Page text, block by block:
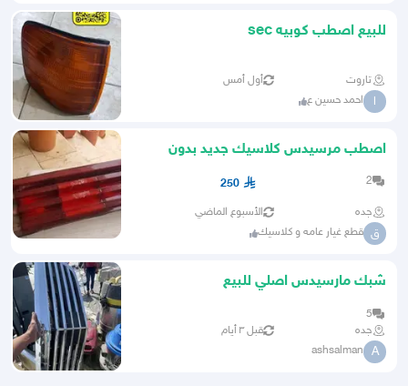
للبيع اصطب كوبيه sec
تاروت أول أمس
ا احمد حسين ع
اصطب مرسيدس كلاسيك جديد بدون
كرتون
2
250
جده الأسبوع الماضي
ق قطع غيار عامه و كلاسيك
شبك مارسيدس اصلي للبيع
5
جده
قبل ٣ أيام
A
ashsalman